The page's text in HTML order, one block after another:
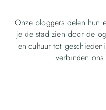
Onze bloggers delen hun
je de stad zien door de
en cultuur tot
verbinden ons